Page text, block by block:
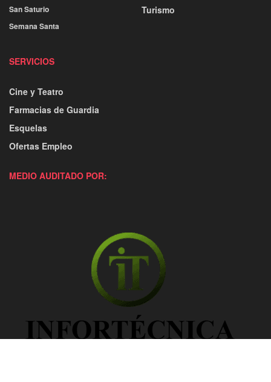
San Saturio
Semana Santa
Turismo
SERVICIOS
Cine y Teatro
Farmacias de Guardia
Esquelas
Ofertas Empleo
MEDIO AUDITADO POR: